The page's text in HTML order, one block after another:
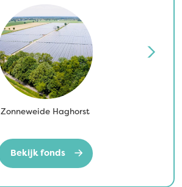
Zonneweide Haghorst
Bekijk fonds